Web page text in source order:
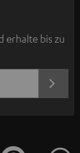
erhalte bis zu
JETZT